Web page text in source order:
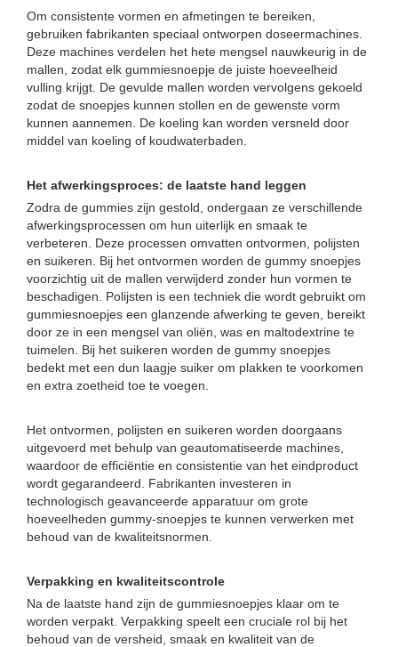
Om consistente vormen en afmetingen te bereiken,
gebruiken fabrikanten speciaal ontworpen doseermachines.
Deze machines verdelen het hete mengsel nauwkeurig in de
mallen, zodat elk gummiesnoepje de juiste hoeveelheid
vulling krijgt. De gevulde mallen worden vervolgens gekoeld
zodat de snoepjes kunnen stollen en de gewenste vorm
kunnen aannemen. De koeling kan worden versneld door
middel van koeling of koudwaterbaden.
Het afwerkingsproces: de laatste hand leggen
Zodra de gummies zijn gestold, ondergaan ze verschillende
afwerkingsprocessen om hun uiterlijk en smaak te
verbeteren. Deze processen omvatten ontvormen, polijsten
en suikeren. Bij het ontvormen worden de gummy snoepjes
voorzichtig uit de mallen verwijderd zonder hun vormen te
beschadigen. Polijsten is een techniek die wordt gebruikt om
gummiesnoepjes een glanzende afwerking te geven, bereikt
door ze in een mengsel van oliën, was en maltodextrine te
tuimelen. Bij het suikeren worden de gummy snoepjes
bedekt met een dun laagje suiker om plakken te voorkomen
en extra zoetheid toe te voegen.
Het ontvormen, polijsten en suikeren worden doorgaans
uitgevoerd met behulp van geautomatiseerde machines,
waardoor de efficiëntie en consistentie van het eindproduct
wordt gegarandeerd. Fabrikanten investeren in
technologisch geavanceerde apparatuur om grote
hoeveelheden gummy-snoepjes te kunnen verwerken met
behoud van de kwaliteitsnormen.
Verpakking en kwaliteitscontrole
Na de laatste hand zijn de gummiesnoepjes klaar om te
worden verpakt. Verpakking speelt een cruciale rol bij het
behoud van de versheid, smaak en kwaliteit van de